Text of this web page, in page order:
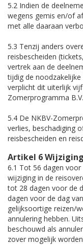
5.2 Indien de
wegens gemis en/of
met alle daaraan
5.3 Tenzij anders
reisbescheiden
vertrek aan de
tijdig de
verplicht dit uiterlijk
Zomerprogramma
5.4 De NKBV-
verlies, beschadiging
reisbescheiden en
Artikel 6
6.1 Tot 56 dagen
wijziging in de
tot 28 dagen voor de
dagen voor de dag
gelijksoortige reizen/
annulering hebben.
beschouwd als
zover mogelijk